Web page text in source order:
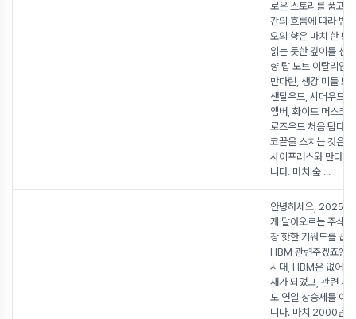
로운 스토리를 품고
간의 흐름에 따라 변
오의 향은 마치 한 편
읽는 듯한 깊이를 선
향 탑 노트 이탈리안
만다린, 생강 미들 노
샌달우드, 시더우드
앰버, 화이트 머스크,
로즈우드 처음 탐다
코끝을 스치는 것은
사이프러스와 만다린
니다. 마치 숲 ...
안녕하세요, 2025년
게 달아오르는 주식
장 핫한 키워드를 꼽
HBM 관련주겠죠?
시대, HBM은 없어서
재가 되었고, 관련 기
도 연일 상승세를 이
니다. 마치 2000년